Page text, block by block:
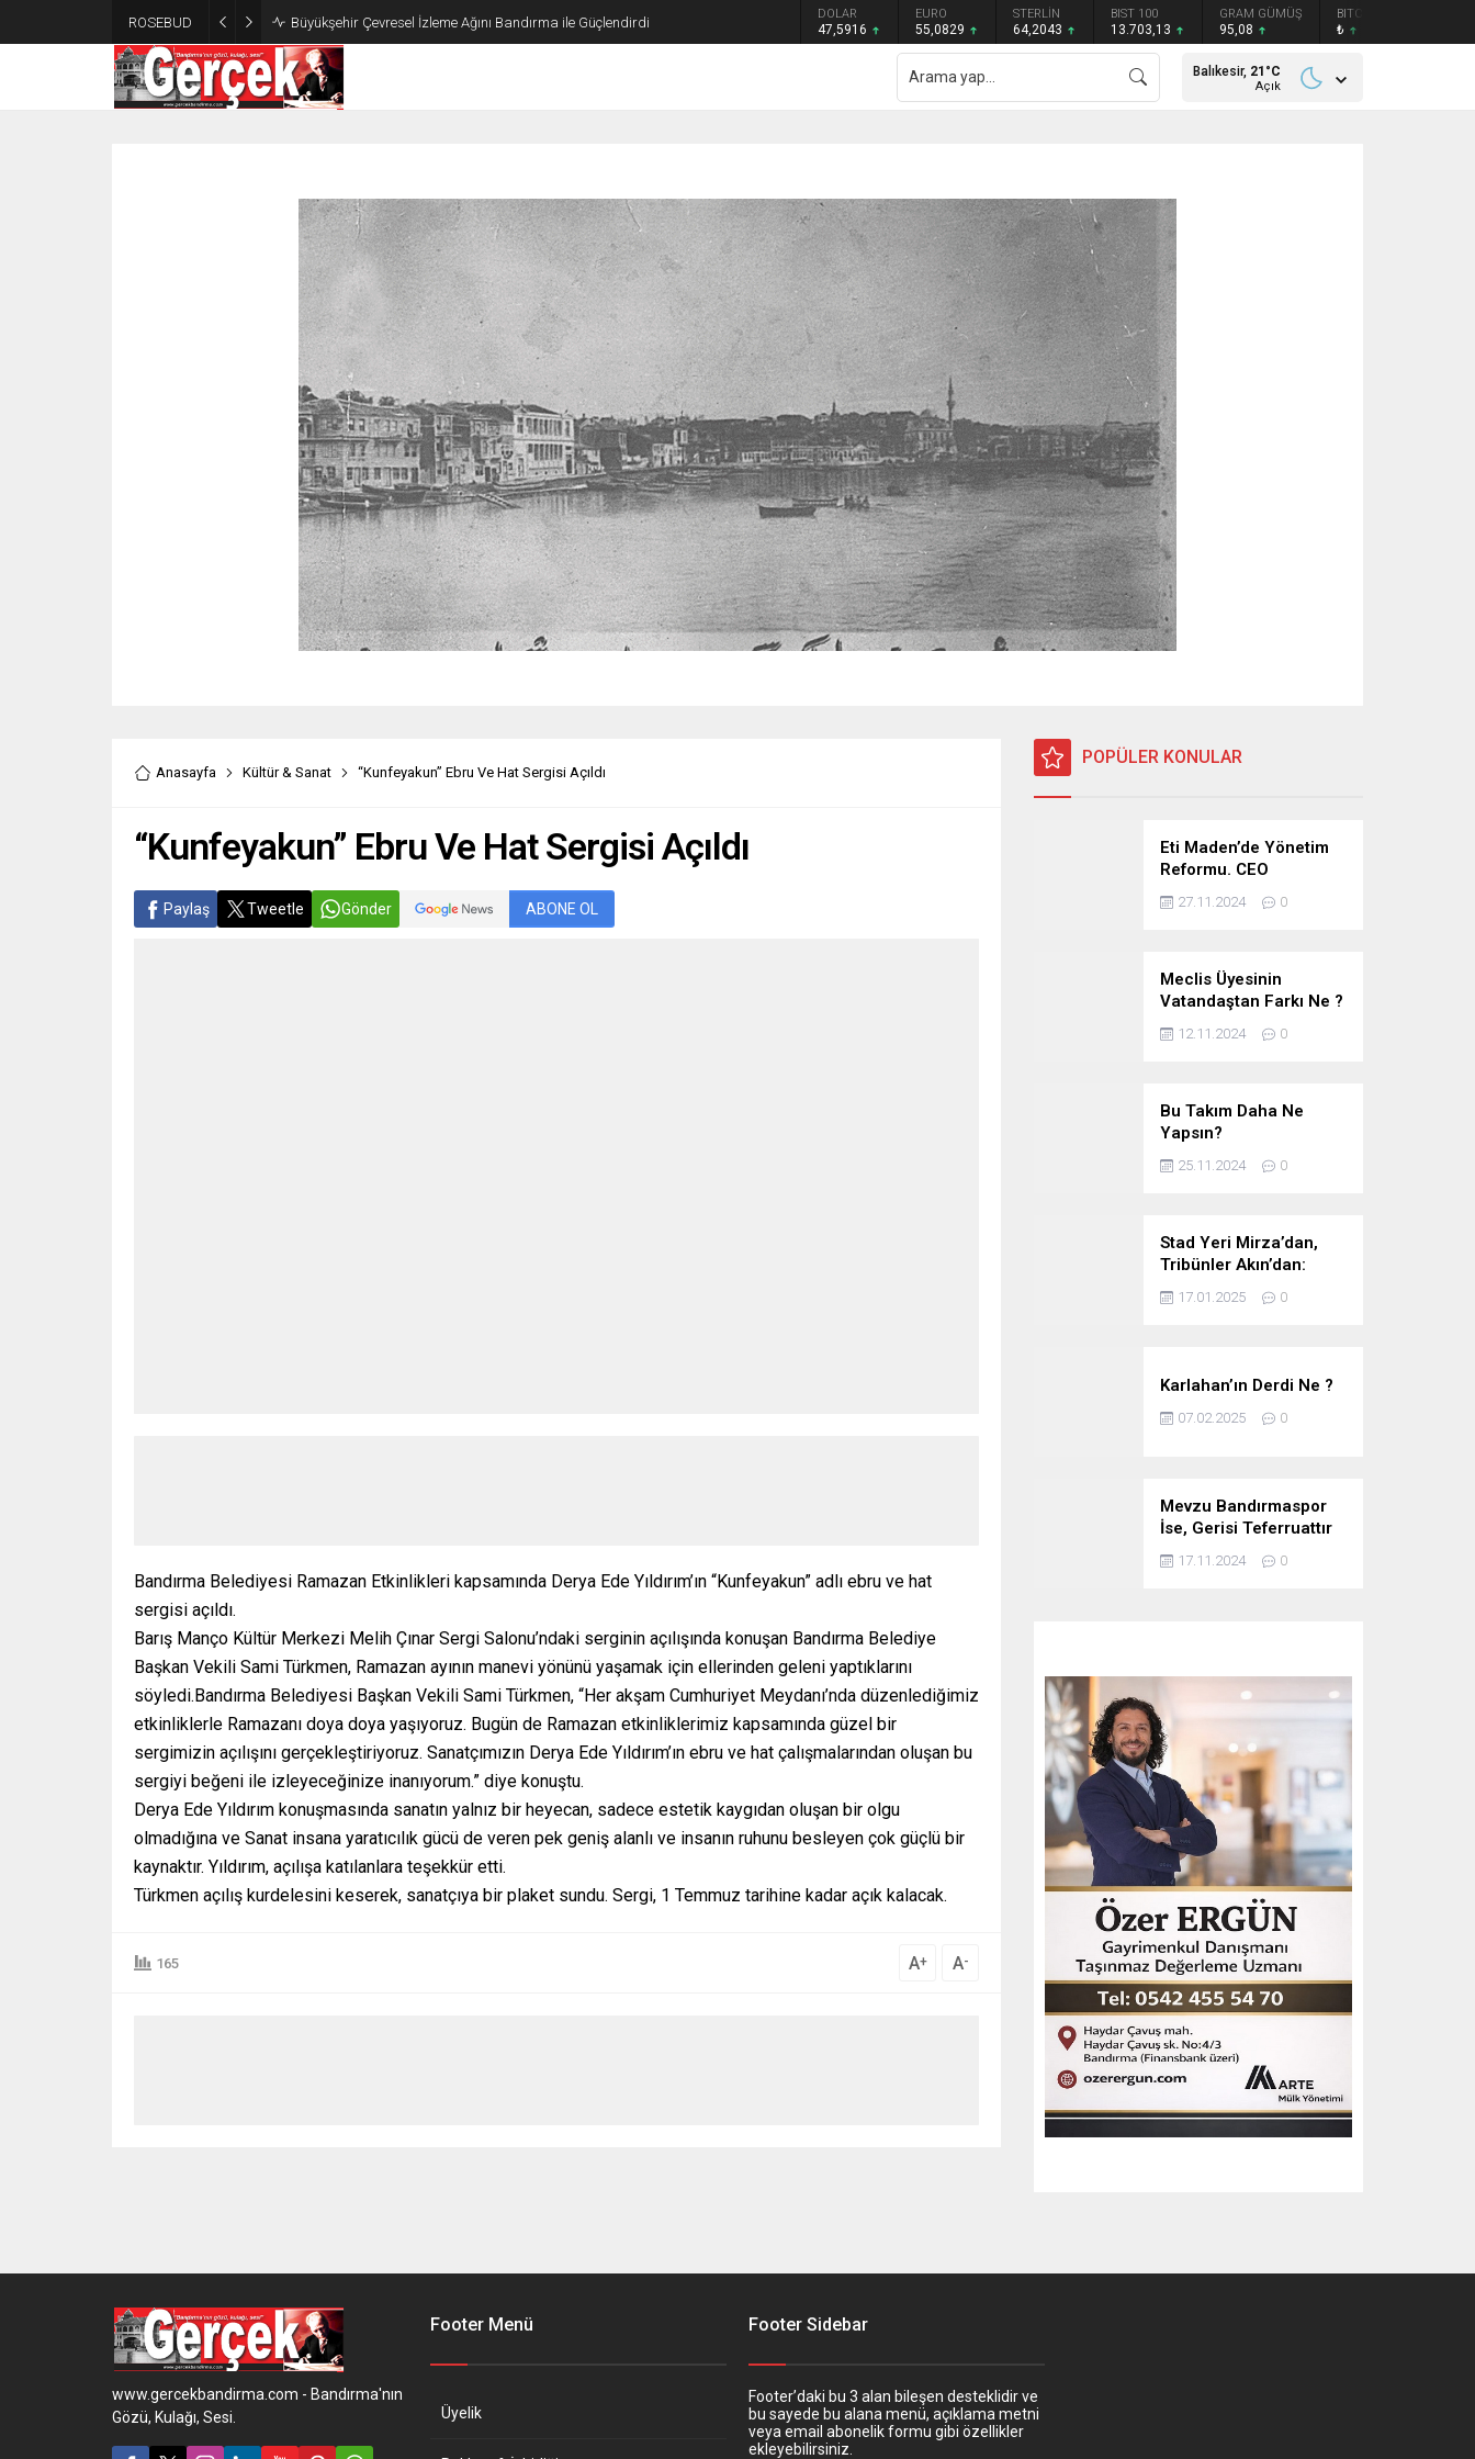
ROSEBUD Büyükşehir Çevresel İzleme Ağını Bandırma ile Güçlendirdi DOLAR
47,5916
EURO
55,0829
STERLİN
64,2043
BIST 100
13.703,13
GRAM GÜMÜŞ
95,08
BITCOIN
₺
Balıkesir, 21 °C
Açık
Anasayfa Kültür & Sanat “Kunfeyakun” Ebru Ve Hat Sergisi Açıldı
“Kunfeyakun” Ebru Ve Hat Sergisi Açıldı
Paylaş Tweetle Gönder ABONE OL
Bandırma Belediyesi Ramazan Etkinlikleri kapsamında Derya Ede Yıldırım’ın “Kunfeyakun” adlı ebru ve hat
sergisi açıldı.
Barış Manço Kültür Merkezi Melih Çınar Sergi Salonu’ndaki serginin açılışında konuşan Bandırma Belediye
Başkan Vekili Sami Türkmen, Ramazan ayının manevi yönünü yaşamak için ellerinden geleni yaptıklarını
söyledi.Bandırma Belediyesi Başkan Vekili Sami Türkmen, “Her akşam Cumhuriyet Meydanı’nda düzenlediğimiz
etkinliklerle Ramazanı doya doya yaşıyoruz. Bugün de Ramazan etkinliklerimiz kapsamında güzel bir
sergimizin açılışını gerçekleştiriyoruz. Sanatçımızın Derya Ede Yıldırım’ın ebru ve hat çalışmalarından oluşan bu
sergiyi beğeni ile izleyeceğinize inanıyorum.” diye konuştu.
Derya Ede Yıldırım konuşmasında sanatın yalnız bir heyecan, sadece estetik kaygıdan oluşan bir olgu
olmadığına ve Sanat insana yaratıcılık gücü de veren pek geniş alanlı ve insanın ruhunu besleyen çok güçlü bir
kaynaktır. Yıldırım, açılışa katılanlara teşekkür etti.
Türkmen açılış kurdelesini keserek, sanatçıya bir plaket sundu. Sergi, 1 Temmuz tarihine kadar açık kalacak.
165 A+ A-
POPÜLER KONULAR
Eti Maden’de Yönetim
Reformu. CEO
Modeli’nde Kadro /
Taşeron İşçilik Ayrımı
27.11.2024 0
Meclis Üyesinin
Vatandaştan Farkı Ne ?
12.11.2024 0
Bu Takım Daha Ne
Yapsın?
25.11.2024 0
Stad Yeri Mirza’dan,
Tribünler Akın’dan:
Geriye Bakanlık Kaldı.
17.01.2025 0
Karlahan’ın Derdi Ne ?
07.02.2025 0
Mevzu Bandırmaspor
İse, Gerisi Teferruattır
17.11.2024 0
www.gercekbandirma.com - Bandırma'nın
Gözü, Kulağı, Sesi.
Footer Menü
Üyelik
Footer Sidebar
Footer’daki bu 3 alan bileşen desteklidir ve
bu sayede bu alana menü, açıklama metni
veya email abonelik formu gibi özellikler
ekleyebilirsiniz.